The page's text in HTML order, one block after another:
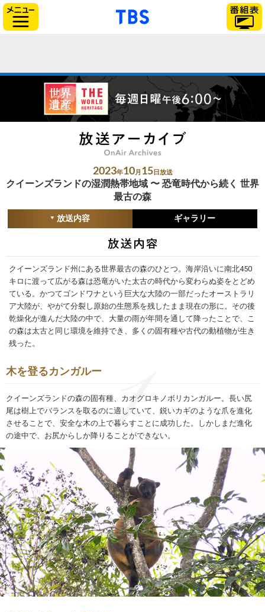
「TBSテレビ」トップ
2023年10月 15日放送
クイーンズランドの湿潤熱帯地域 〜 恐竜時代から続く 世界
最古の森
放送内容 ギャラリー
クイーンズランド州にある世界最古の森のひとつ。海岸沿いに南北450
キロに渡って広がる森は恐竜がいた太古の時代から変わらぬ姿をとどめ
ている。かつてゴンドワナという巨大な大陸の一部だったオーストラリ
ア大陸が、やがて分裂し原始の生態系を残したまま現在の形に。その後
乾燥化が進んだ大陸の中で、大量の雨が年間を通して降ったことで、こ
の森は太古と同じ環境を維持でき、多くの固有種や古代の動植物が生き
残った。
木を登るカンガルー
クイーンズランドの森の固有種、カオグロキノボリカンガルー。長い尻
尾は樹上でバランスを取るのに適していて、鋭いカギのような爪を進化
させることで、安全な木の上で暮らすことに成功した。しかしまだ進化
の途中で、お尻からしか降りることができない。